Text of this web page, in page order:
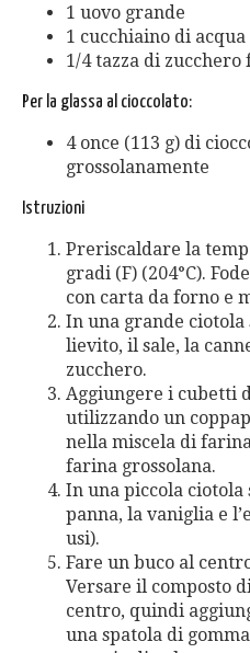
1 uovo grande
1 cucchiaino di acqua
1/4 tazza di
Per la glassa al cioccolato:
4 once (113 g) di
grossolanamente
Istruzioni
Preriscaldare la
gradi (F) (204°C).
con carta da forno e
In una grande
lievito, il sale, la
zucchero.
Aggiungere i cubetti
utilizzando un
nella miscela di
farina grossolana.
In una piccola ciotola
panna, la vaniglia e
usi).
Fare un buco al
Versare il composto
centro, quindi
una spatola di